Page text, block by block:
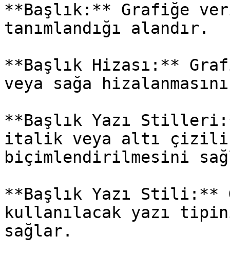
**Başlık:** Grafiğe
tanımlandığı alandır.
**Başlık Hizası:**
veya sağa
**Başlık Yazı
italik veya altı
biçimlendirilmesini
**Başlık Yazı Stili:**
kullanılacak yazı
sağlar.